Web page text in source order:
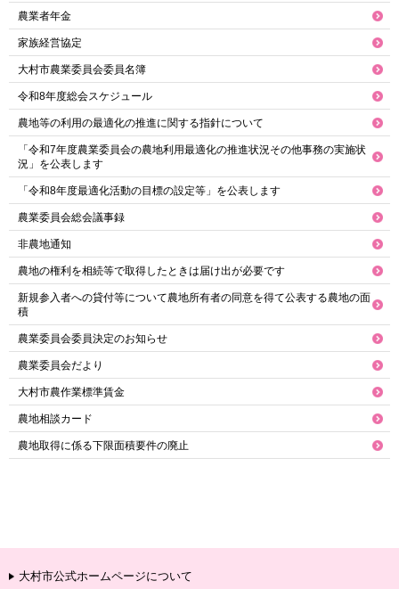
農業者年金
家族経営協定
大村市農業委員会委員名簿
令和8年度総会スケジュール
農地等の利用の最適化の推進に関する指針について
「令和7年度農業委員会の農地利用最適化の推進状況その他事務の実施状
況」を公表します
「令和8年度最適化活動の目標の設定等」を公表します
農業委員会総会議事録
非農地通知
農地の権利を相続等で取得したときは届け出が必要です
新規参入者への貸付等について農地所有者の同意を得て公表する農地の面
積
農業委員会委員決定のお知らせ
農業委員会だより
大村市農作業標準賃金
農地相談カード
農地取得に係る下限面積要件の廃止
大村市公式ホームページについて